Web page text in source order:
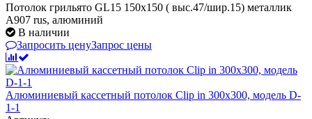
Потолок грильято GL15 150х150 ( выс.47/шир.15) металлик
А907 rus, алюминий
В наличии
Запросить ценуЗапрос цены
Алюминиевый кассетный потолок Clip in 300х300, модель D-
1-1